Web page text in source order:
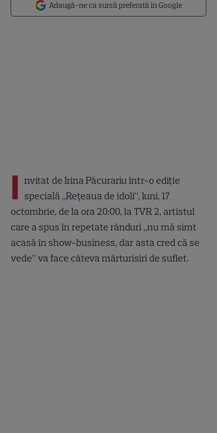
Adaugă-ne ca sursă preferată în Google
I nvitat de Irina Păcurariu într-o ediție
specială „Rețeaua de idoli”, luni, 17
octombrie, de la ora 20:00, la TVR 2, artistul
care a spus în repetate rânduri „nu mă simt
acasă în show-business, dar asta cred că se
vede” va face câteva mărturisiri de suflet.